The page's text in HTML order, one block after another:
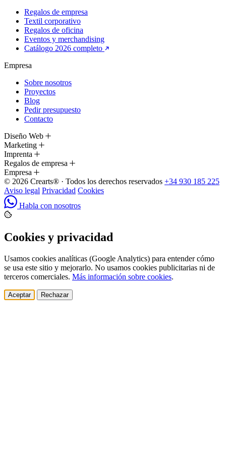
Regalos de empresa
Textil corporativo
Regalos de oficina
Eventos y merchandising
Catálogo 2026 completo
Empresa
Sobre nosotros
Proyectos
Blog
Pedir presupuesto
Contacto
Diseño Web
Marketing
Imprenta
Regalos de empresa
Empresa
© 2026 Crearts® · Todos los derechos reservados +34 930 185 225
Aviso legal Privacidad Cookies
Habla con nosotros
Cookies y privacidad
Usamos cookies analíticas (Google Analytics) para entender cómo
se usa este sitio y mejorarlo. No usamos cookies publicitarias ni de
terceros comerciales. Más información sobre cookies.
Aceptar Rechazar